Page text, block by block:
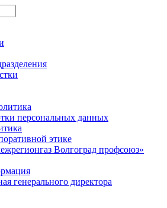
персональных данных
этике
Волгоград профсоюз»
генерального директора